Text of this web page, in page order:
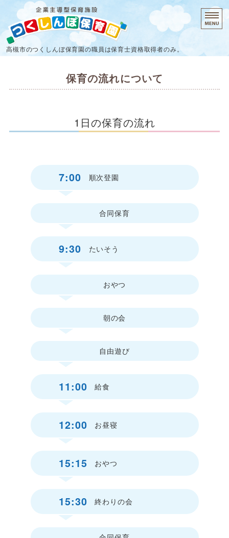
企業主導型
高槻市のつくしんぼ保育園の職員は保育士資格取得者のみ。
保育時間・料金
保育の流れについて
1日の保育の流れ
7:00 順次登園
合同保育
9:30 たいそう
おやつ
朝の会
自由遊び
11:00 給食
12:00 お昼寝
15:15 おやつ
15:30 終わりの会